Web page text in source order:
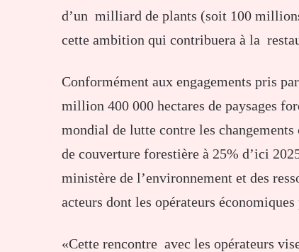
d’un milliard de plants (soit 100
cette ambition qui contribuera à la
Conformément aux engagements pris
million 400 000 hectares de paysages
mondial de lutte contre les
de couverture forestière à 25% d’ici
ministère de l’environnement et des
acteurs dont les opérateurs économiques
«Cette rencontre avec les opérateurs